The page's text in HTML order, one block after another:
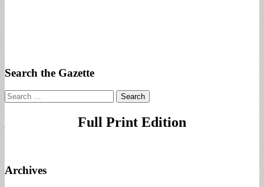
Search the Gazette
Search
for:
Full Print Edition
Archives